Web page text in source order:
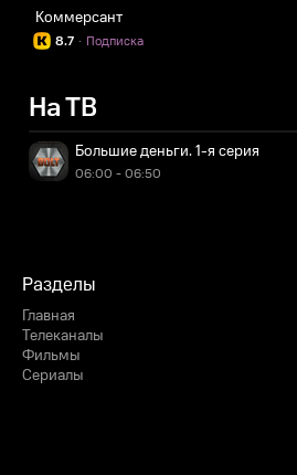
Коммерсант
8.7 Подписка
·
На ТВ
Большие деньги. 1-я серия
06:00 - 06:50
Разделы
Главная
Телеканалы
Фильмы
Сериалы